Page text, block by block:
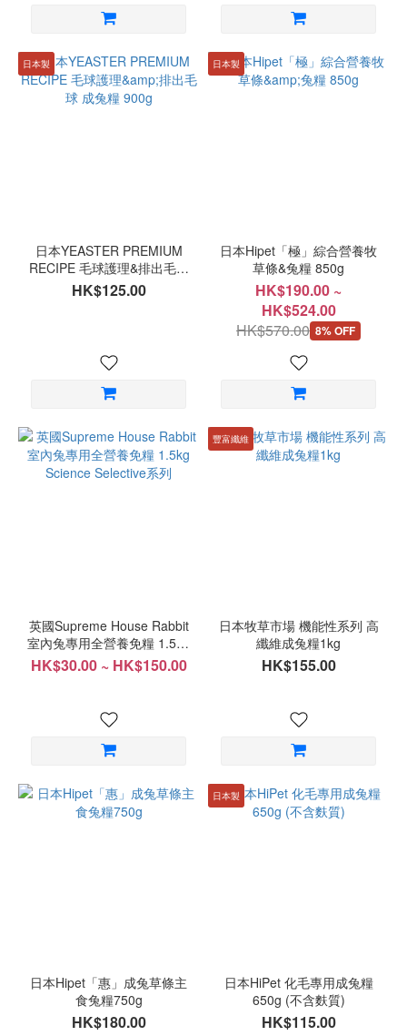
日本製
日本YEASTER PREMIUM
RECIPE 毛球護理&排出毛球
成兔糧 900g
HK$125.00
日本製
日本Hipet「極」綜合營養牧
草條&兔糧 850g
HK$190.00 ~
HK$524.00
HK$570.00 8% OFF
英國Supreme House Rabbit
室內兔專用全營養免糧 1.5kg
Science Selective系列
HK$30.00 ~ HK$150.00
豐富纖維
日本牧草市場 機能性系列 高
纖維成兔糧1kg
HK$155.00
日本Hipet「惠」成兔草條主
食兔糧750g
HK$180.00
日本製
日本HiPet 化毛專用成兔糧
650g (不含麩質)
HK$115.00